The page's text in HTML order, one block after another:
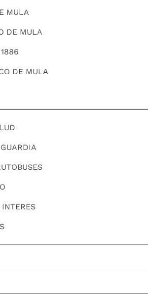
MULA
DE MULA
DE MULA